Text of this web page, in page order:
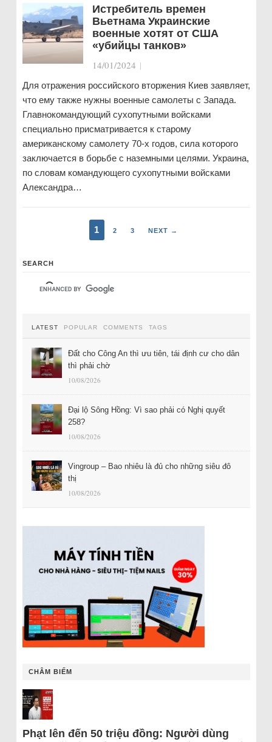
Истребитель времен
Вьетнама Украинские
военные хотят от США
«убийцы танков»
14/01/2024 |
Для отражения российского вторжения Киев заявляет,
что ему также нужны военные самолеты с Запада.
Главнокомандующий сухопутными войсками
специально присматривается к старому
американскому самолету 70-х годов, сила которого
заключается в борьбе с наземными целями. Украина,
по словам командующего сухопутными войсками
Александра…
1 2 3 NEXT →
SEARCH
LATEST POPULAR COMMENTS TAGS
Đất cho Công An thì ưu tiên, tái định cư cho dân
thì phải chờ
10/08/2026
Đại lộ Sông Hồng: Vì sao phải có Nghị quyết
258?
10/08/2026
Vingroup – Bao nhiêu là đủ cho những siêu đô
thị
10/08/2026
CHÂM BIẾM
Phạt lên đến 50 triệu đồng: Người dùng